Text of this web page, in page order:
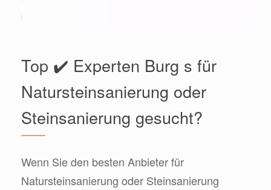
Top ✔️ Experten Burg s für
Natursteinsanierung oder
Steinsanierung gesucht?
Wenn Sie den besten Anbieter für
Natursteinsanierung oder Steinsanierung